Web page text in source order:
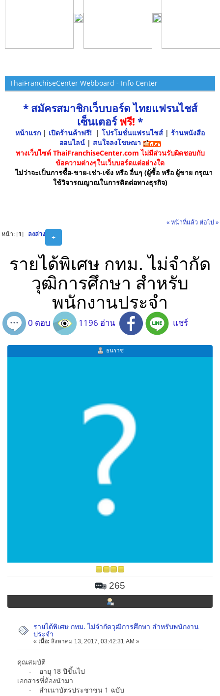
ThaiFranchiseCenter Webboard - Info Center
* สมัครสมาชิกเว็บบอร์ด ไทยแฟรนไชส์
เซ็นเตอร์ฟรี! *
หน้าแรก | เปิดร้านค้าฟรี! | โปรโมชั่นแฟรนไชส์ | ร้านหนังสือ
ออนไลน์ | สนใจลงโฆษณา
ทางเว็บไซต์ ThaiFranchiseCenter.com ไม่มีส่วนรับผิดชอบกับ
ข้อความต่างๆในเว็บบอร์ดแต่อย่างใด
ไม่ว่าจะเป็นการซื้อ-ขาย-เช่า-เซ้ง หรือ อื่นๆ (ผู้ซื้อ หรือ ผู้ขาย กรุณา
ใช้วิจารณญาณในการติดต่อทางธุรกิจ)
« หน้าที่แล้ว ต่อไป »
+
หน้า: [1] ลงล่าง
รายได้พิเศษ กทม. ไม่จำกัด
วุฒิการศึกษา สำหรับ
พนักงานประจำ
0 ตอบ 1196 อ่าน แชร์
ธนราช
265
รายได้พิเศษ กทม. ไม่จำกัดวุฒิการศึกษา สำหรับพนักงาน
ประจำ
« เมื่อ: สิงหาคม 13, 2017, 03:42:31 AM »
คุณสมบัติ
- อายุ 18 ปีขึ้นไป
เอกสารที่ต้องนำมา
- สำเนาบัตรประชาชน 1 ฉบับ